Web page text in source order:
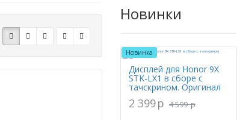
Новинки
Новинка
Дисплей для Honor 9X
STK-LX1 в сборе с
тачскрином. Оригинал
2 399p 4 599 p